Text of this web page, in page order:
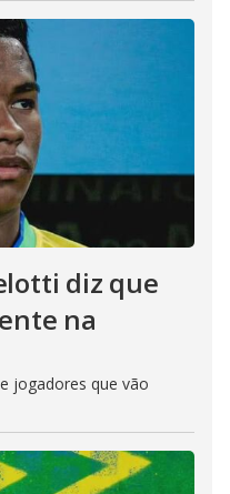
diz que
na
jogadores que vão